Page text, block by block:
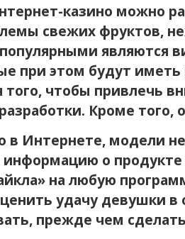
казино можно
свежих фруктов,
являются
при этом будут
чтобы привлечь
Кроме того,
в Интернете, модели
информацию о
на любую
удачу девушки
прежде чем